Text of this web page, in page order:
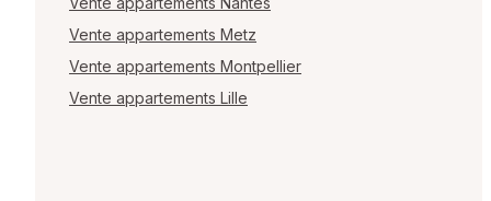
Vente appartements Metz
Vente appartements Montpellier
Vente appartements Lille